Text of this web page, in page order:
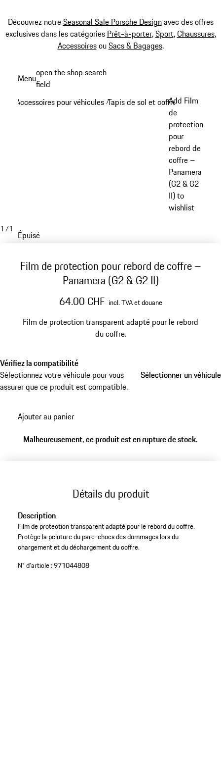
Découvrez notreSeasonal Sale Porsche Designavec des offres
exclusives dans les catégories Prêt-à-porter,Sport,Chaussures,
AccessoiresouSacs & Bagages.
principal
Menuopen the shop search
field
Accessoires pour véhicules /Tapis de sol et coffre à bagages
Add Film
de
protection
pour
rebord de
coffre –
Panamera
(G2 & G2
II) to
wishlist
1 /1
Épuisé
Film de protection pour rebord de coffre –
Panamera (G2 & G2 II)
64.00 CHF incl. TVA et douane
Film de protection transparent adapté pour le rebord
du coffre.
Vérifiez la compatibilité
Sélectionnez votre véhicule pour vous
assurer que ce produit est compatible.
Sélectionner un véhicule
Sélectionner un véhicule
Ajouter au panier
Malheureusement, ce produit est en rupture de stock.
Détails du produit
Description
Film de protection transparent adapté pour le rebord du coffre.
Protège la peinture du pare-chocs des dommages lors du
chargement et du déchargement du coffre.
N° d'article :971044808